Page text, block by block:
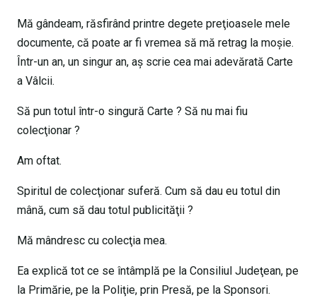
Mă gândeam, răsfirând printre degete preţioasele mele
documente, că poate ar fi vremea să mă retrag la moşie.
Într-un an, un singur an, aş scrie cea mai adevărată Carte
a Vâlcii.
Să pun totul într-o singură Carte ? Să nu mai fiu
colecţionar ?
Am oftat.
Spiritul de colecţionar suferă. Cum să dau eu totul din
mână, cum să dau totul publicităţii ?
Mă mândresc cu colecţia mea.
Ea explică tot ce se întâmplă pe la Consiliul Judeţean, pe
la Primărie, pe la Poliţie, prin Presă, pe la Sponsori.